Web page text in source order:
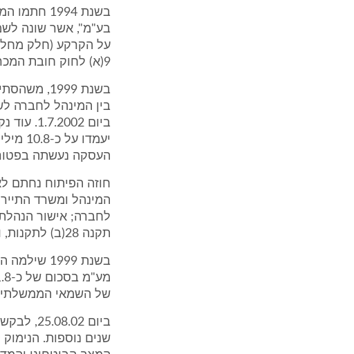
בשנת
9(א) לחוק חובת המכרזים, התשנ"ב-1992 (להלן - חוק חובת המכרזים).
בשנת
בין המינהל לחברה
העסקה נעשתה בפטור ממכרז
חוזה הפיתוח נחתם
המינהל ומשרד
לחברה; אישור
תקנה 28(ב) לתקנות, וזאת לאור שוויה של העסקה (כ-10.8 מיליון ש"ח).
של השמאי
ביום
שנים נוספות.